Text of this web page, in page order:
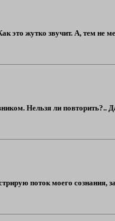
это жутко звучит. А, тем не
Нельзя ли повторить?..
поток моего сознания,